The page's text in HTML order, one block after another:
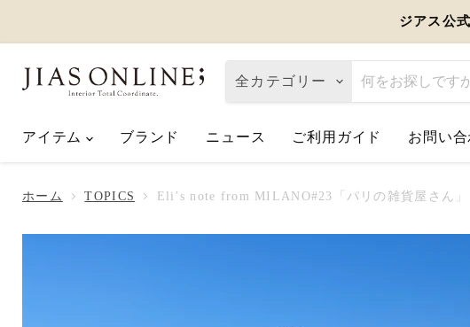
ジアス公
全カテゴリー
アイテム ブランド ご利用ガイド お問い
ニュース
2026.07.10 夏季休業のお知らせ
2026.06.01 【2026父の日】お父さんへ「ありがとう」を伝
ホーム TOPICS Eli’s note from MILANO#23「パリの雑貨屋さん」